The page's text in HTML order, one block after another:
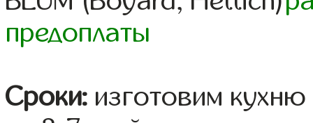
предоплаты
Сроки: изготовим